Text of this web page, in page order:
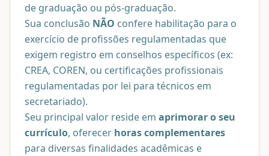
de graduação ou pós-graduação.
Sua conclusão NÃO confere habilitação para o
exercício de profissões regulamentadas que
exigem registro em conselhos específicos (ex:
CREA, COREN, ou certificações profissionais
regulamentadas por lei para técnicos em
secretariado).
Seu principal valor reside em aprimorar o seu
currículo, oferecer horas complementares
para diversas finalidades acadêmicas e